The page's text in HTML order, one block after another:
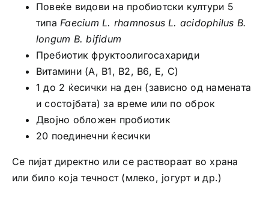
Повеќе видови на пробиотски култури 5
типаFaecium L. rhamnosus L. acidophilus B.
longum B. bifidum
Пребиотик фруктоолигосахариди
Витамини (A, B1, B2, B6, E, C)
1 до 2 ќесички на ден (зависно од намената
и состојбата) за време или по оброк
Двојно обложен пробиотик
20 поединечни ќесички
Се пијат директно или се раствораат во храна
или било која течност (млеко, јогурт и др.)